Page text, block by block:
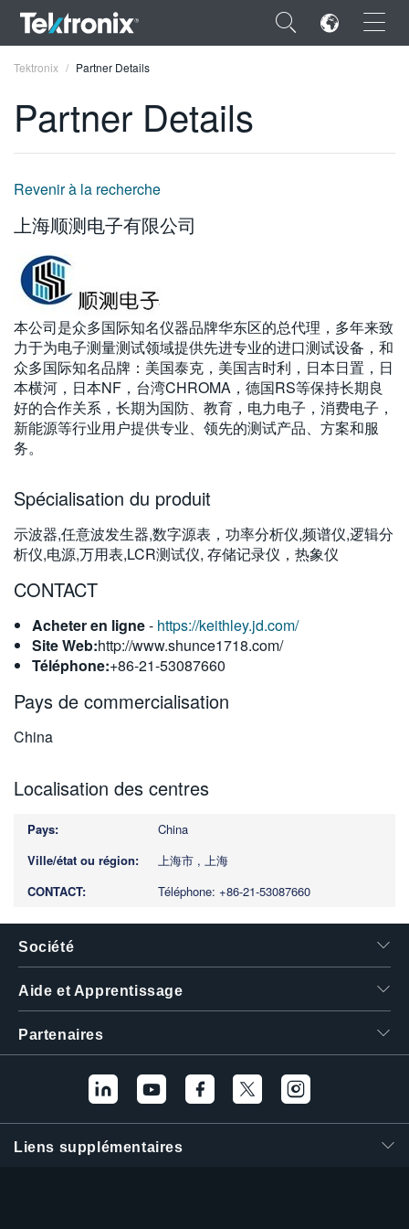
×
FRANÇAIS
VIỆT NAM
简体中文
日本語
한국어
繁體中文
Tektronix Partner Details
Partner Details
Revenir à la recherche
上海顺测电子有限公司
本公司是众多国际知名仪器品牌华东区的总代理，多年来致
力于为电子测量测试领域提供先进专业的进口测试设备，和
众多国际知名品牌：美国泰克，美国吉时利，日本日置，日
本横河，日本NF，台湾CHROMA，德国RS等保持长期良
好的合作关系，长期为国防、教育，电力电子，消费电子，
新能源等行业用户提供专业、领先的测试产品、方案和服
务。
Spécialisation du produit
示波器,任意波发生器,数字源表，功率分析仪,频谱仪,逻辑分
析仪,电源,万用表,LCR测试仪, 存储记录仪，热象仪
CONTACT
Acheter en ligne- https://keithley.jd.com/
Site Web:http://www.shunce1718.com/
Téléphone:+86-21-53087660
Pays de commercialisation
China
Localisation des centres
China
上海市 , 上海
Téléphone: +86-21-53087660
Société
Aide et Apprentissage
Partenaires
Liens supplémentaires